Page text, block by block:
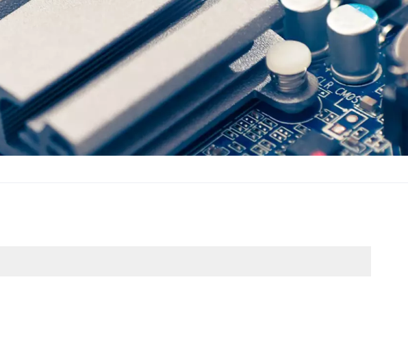
Русский
한국어
Türkçe